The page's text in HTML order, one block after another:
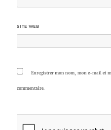
SITE WEB
Enregistrer mon nom, mon e-mail et
commentaire.